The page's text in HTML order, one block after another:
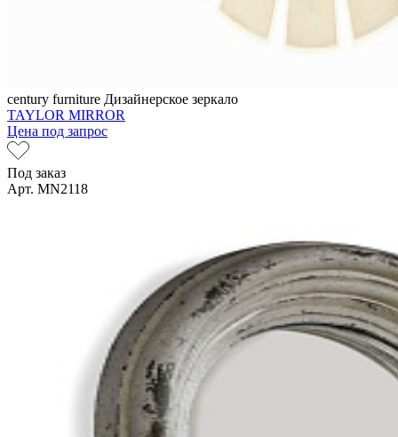
century furniture Дизайнерское зеркало
TAYLOR MIRROR
Цена под запрос
Под заказ
Арт. MN2118